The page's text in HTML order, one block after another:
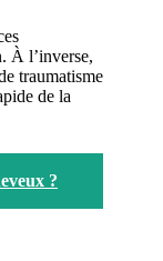
À l’inverse,
traumatisme
de la
?